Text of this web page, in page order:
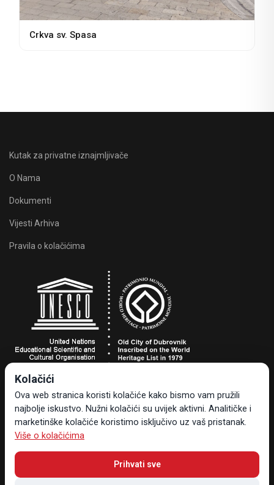
Crkva sv. Spasa
Kutak za privatne iznajmljivače
O Nama
Dokumenti
Vijesti Arhiva
Pravila o kolačićima
Turistička zajednica grada Dubrovnika
Dr. Ante Starčevića 24, 20000 Dubrovnik, Hrvatska
Tel +385 20 323-887
info@tzdubrovnik.hr
Kolačići
Ova web stranica koristi kolačiće kako bismo vam pružili
najbolje iskustvo. Nužni kolačići su uvijek aktivni. Analitičke i
marketinške kolačiće koristimo isključivo uz vaš pristanak.
Više o kolačićima
Prihvati sve